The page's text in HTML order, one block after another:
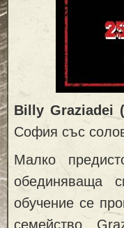
Billy Graziadei
София със
Малко
обединяваща
обучение се
семейство